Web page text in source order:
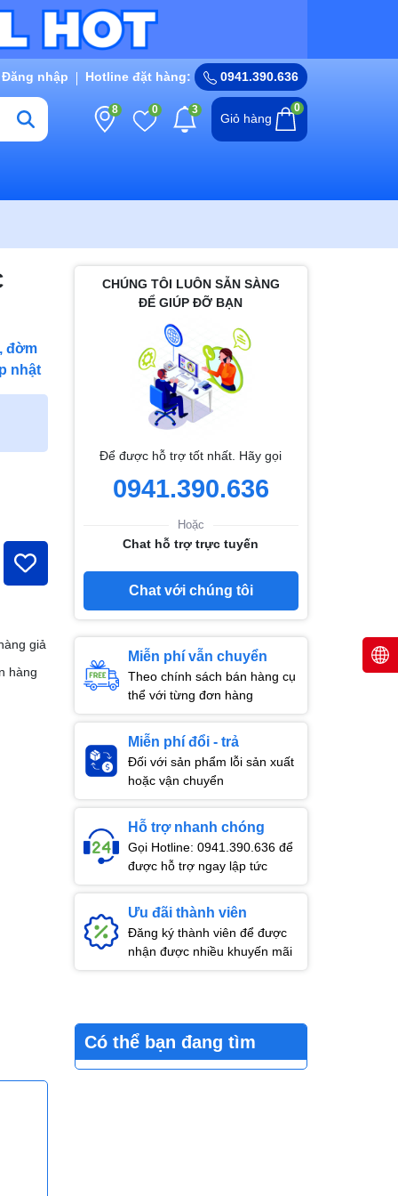
Đăng nhập Hotline đặt hàng: 0941.390.636
8 0 3
Giỏ hàng
0
đờm
nhật
giả
hàng
CHÚNG TÔI LUÔN SẴN SÀNG
ĐỂ GIÚP ĐỠ BẠN
Để được hỗ trợ tốt nhất. Hãy gọi
0941.390.636
Hoặc
Chat hỗ trợ trực tuyến
Chat với chúng tôi
Miễn phí vẫn chuyển
Theo chính sách bán hàng cụ
thể với từng đơn hàng
Miễn phí đổi - trả
Đối với sản phẩm lỗi sản xuất
hoặc vận chuyển
Hỗ trợ nhanh chóng
Gọi Hotline: 0941.390.636 để
được hỗ trợ ngay lập tức
Ưu đãi thành viên
Đăng ký thành viên để được
nhận được nhiều khuyến mãi
Có thể bạn đang tìm